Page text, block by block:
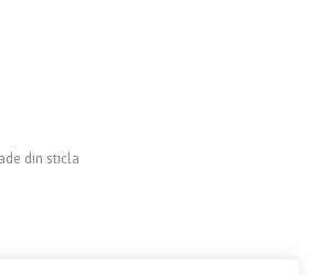
din sticla